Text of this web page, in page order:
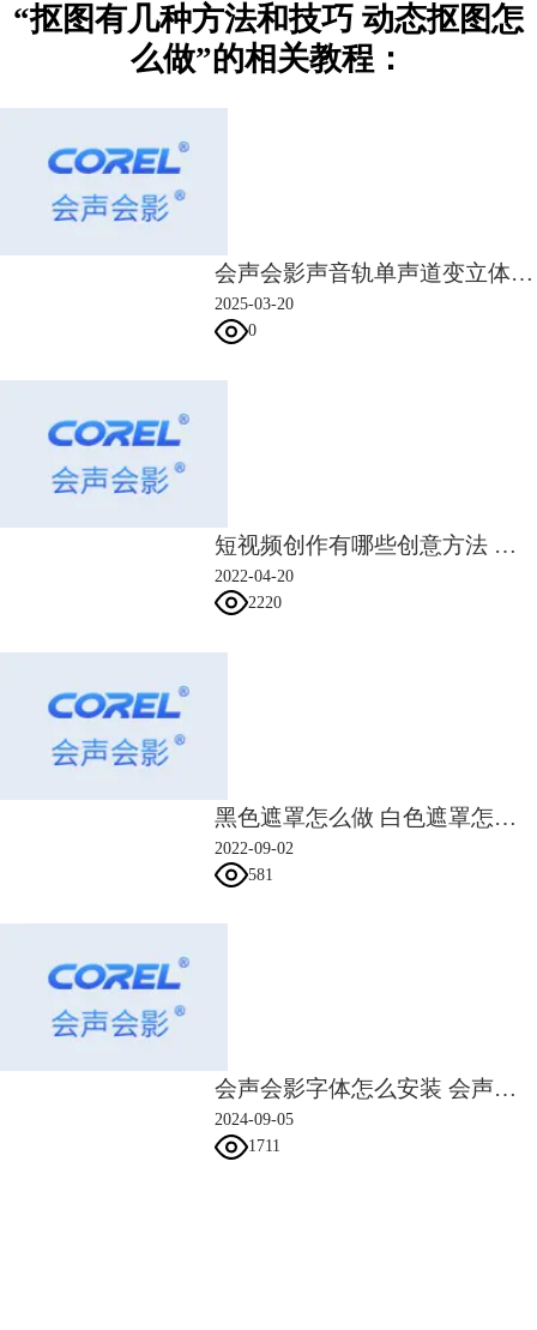
不过橡皮擦不能做到精细化抠图，对边缘处理效果可能不太理想。
有些视频剪辑软件，为了方便创作者制作视频，还会增加一些抠图功能，
比如会声会影剪辑软件，就能利用“色度键去背”或者“添加遮罩”、实现抠
色度键去背抠图和ps的魔棒功能差不多，当背景是非常典型的纯色时，能
态抠图，下文会详细说明。
3、网站自动抠图
如果不是专门从事图像处理或者经常抠图的人群，可以借助第三方网站、
等。
网站抠图基本都是免费的，支持扣人像、扣发丝、去天空等多种功能，免
登陆即可无限次抠图，并且效果奇好。
“抠图有几种方法和技巧 动态抠图怎
么做”的相关教程：
会声会影声音轨单声道变立体声 会声会影音频轨道如何调节声音
2025-03-20
0
​短视频创作有哪些创意方法 短视频的创作形式有哪几种
2022-04-20
2220
黑色遮罩怎么做 白色遮罩怎么做
2022-09-02
581
会声会影字体怎么安装 会声会影字体怎么导入
2024-09-05
1711